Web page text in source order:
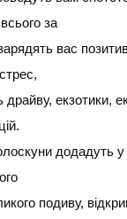
за
вас
драйву, екзотики,
додадуть
подиву,